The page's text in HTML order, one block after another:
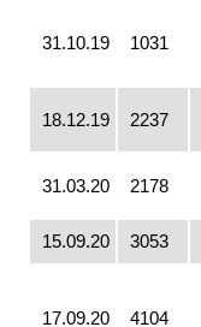
31.10.19 1031
18.12.19 2237
31.03.20 2178
15.09.20 3053
17.09.20 4104